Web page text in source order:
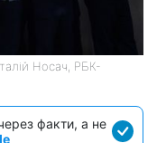
Носач, РБК-
факти, а не